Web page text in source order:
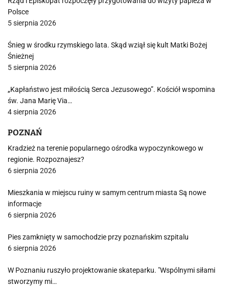
Polsce
5 sierpnia 2026
Śnieg w środku rzymskiego lata. Skąd wziął się kult Matki Bożej
Śnieżnej
5 sierpnia 2026
„Kapłaństwo jest miłością Serca Jezusowego”. Kościół wspomina
św. Jana Marię Via…
4 sierpnia 2026
POZNAŃ
Kradzież na terenie popularnego ośrodka wypoczynkowego w
regionie. Rozpoznajesz?
6 sierpnia 2026
Mieszkania w miejscu ruiny w samym centrum miasta Są nowe
informacje
6 sierpnia 2026
Pies zamknięty w samochodzie przy poznańskim szpitalu
6 sierpnia 2026
W Poznaniu ruszyło projektowanie skateparku. "Wspólnymi siłami
stworzymy mi…